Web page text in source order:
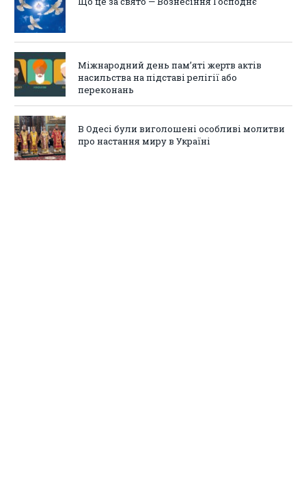
Міжнародний день пам’яті жертв актів
насильства на підставі релігії або
переконань
В Одесі були виголошені особливі молитви
про настання миру в Україні